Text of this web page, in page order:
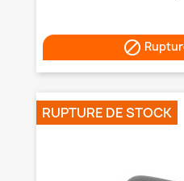

RUPTURE DE STOCK